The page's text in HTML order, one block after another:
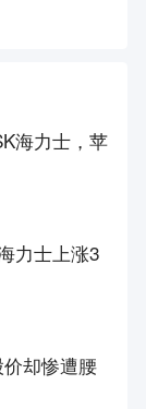
海力士，苹
力士上涨3
却惨遭腰